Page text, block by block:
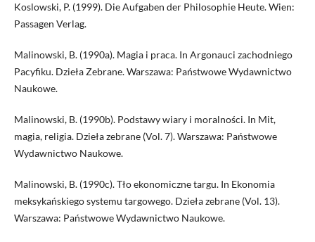
Koslowski, P. (1999). Die Aufgaben der Philosophie Heute. Wien:
Passagen Verlag.
Malinowski, B. (1990a). Magia i praca. In Argonauci zachodniego
Pacyfiku. Dzieła Zebrane. Warszawa: Państwowe Wydawnictwo
Naukowe.
Malinowski, B. (1990b). Podstawy wiary i moralności. In Mit,
magia, religia. Dzieła zebrane (Vol. 7). Warszawa: Państwowe
Wydawnictwo Naukowe.
Malinowski, B. (1990c). Tło ekonomiczne targu. In Ekonomia
meksykańskiego systemu targowego. Dzieła zebrane (Vol. 13).
Warszawa: Państwowe Wydawnictwo Naukowe.